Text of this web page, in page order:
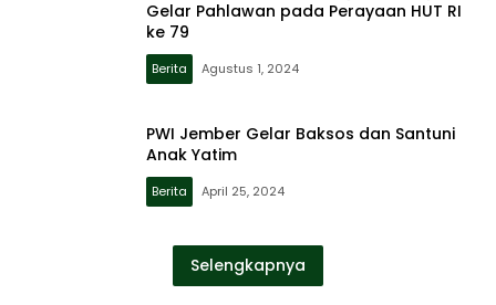
Gelar Pahlawan pada Perayaan HUT RI
ke 79
Berita Agustus 1, 2024
PWI Jember Gelar Baksos dan Santuni
Anak Yatim
Berita April 25, 2024
Selengkapnya